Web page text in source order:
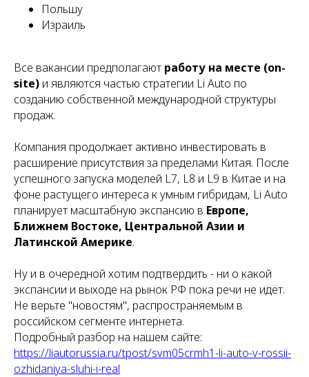
Польшу
Израиль
Все вакансии предполагают работу на месте (on-
site) и являются частью стратегии Li Auto по
созданию собственной международной структуры
продаж.
Компания продолжает активно инвестировать в
расширение присутствия за пределами Китая. После
успешного запуска моделей L7, L8 и L9 в Китае и на
фоне растущего интереса к умным гибридам, Li Auto
планирует масштабную экспансию в Европе,
Ближнем Востоке, Центральной Азии и
Латинской Америке.
Ну и в очередной хотим подтвердить - ни о какой
экспансии и выходе на рынок РФ пока речи не идёт.
Не верьте "новостям", распространяемым в
российском сегменте интернета.
Подробный разбор на нашем сайте:
https://liautorussia.ru/tpost/svm05crmh1-li-auto-v-rossii-
ozhidaniya-sluhi-i-real